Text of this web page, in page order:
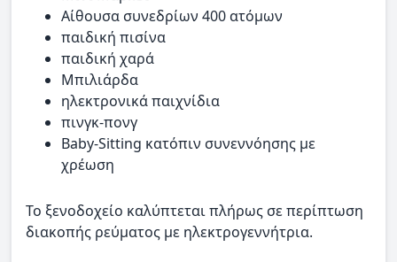
Αίθουσα συνεδρίων 400 ατόμων
παιδική πισίνα
παιδική χαρά
Μπιλιάρδα
ηλεκτρονικά παιχνίδια
πινγκ-πονγ
Baby-Sitting κατόπιν συνεννόησης με
χρέωση
Το ξενοδοχείο καλύπτεται πλήρως σε περίπτωση
διακοπής ρεύματος με ηλεκτρογεννήτρια.